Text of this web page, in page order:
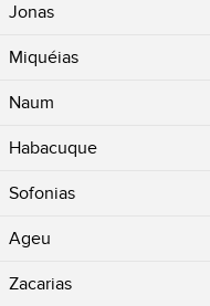
Jonas
Miquéias
Naum
Habacuque
Sofonias
Ageu
Zacarias